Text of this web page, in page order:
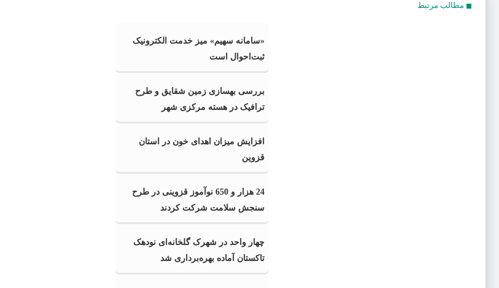
مطالب مرتبط
«سامانه سهیم» میز خدمت الکترونیک
ثبت‌احوال است
بررسی بهسازی زمین شقایق و طرح
ترافیک در هسته مرکزی شهر
افزایش میزان اهدای خون در استان
قزوین
24 هزار و 650 نوآموز قزوینی در طرح
سنجش سلامت شرکت کردند
چهار واحد در شهرک گلخانه‌ای نودهک
تاکستان آماده بهره‌برداری شد